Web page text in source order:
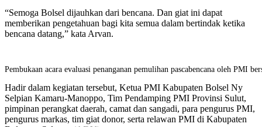
“Semoga Bolsel dijauhkan dari bencana. Dan giat ini dapat
memberikan pengetahuan bagi kita semua dalam bertindak ketika
bencana datang,” kata Arvan.
Pembukaan acara evaluasi penanganan pemulihan pascabencana oleh PMI
Hadir dalam kegiatan tersebut, Ketua PMI Kabupaten Bolsel Ny
Selpian Kamaru-Manoppo, Tim Pendamping PMI Provinsi Sulut,
pimpinan perangkat daerah, camat dan sangadi, para pengurus PMI,
pengurus markas, tim giat donor, serta relawan PMI di Kabupaten